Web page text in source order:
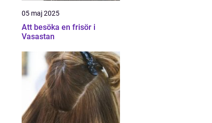
05 maj 2025
Att besöka en frisör i
Vasastan